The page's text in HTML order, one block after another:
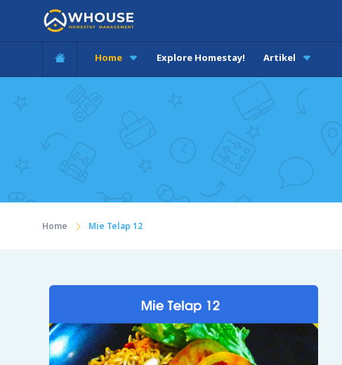
Home Explore Homestay! Artikel
Home Mie Telap 12